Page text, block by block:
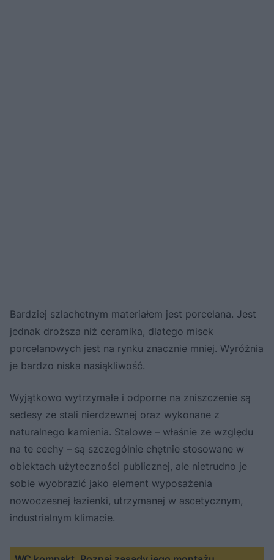
Bardziej szlachetnym materiałem jest porcelana. Jest
jednak droższa niż ceramika, dlatego misek
porcelanowych jest na rynku znacznie mniej. Wyróżnia
je bardzo niska nasiąkliwość.
Wyjątkowo wytrzymałe i odporne na zniszczenie są
sedesy ze stali nierdzewnej oraz wykonane z
naturalnego kamienia. Stalowe – właśnie ze względu
na te cechy – są szczególnie chętnie stosowane w
obiektach użyteczności publicznej, ale nietrudno je
sobie wyobrazić jako element wyposażenia
nowoczesnej łazienki, utrzymanej w ascetycznym,
industrialnym klimacie.